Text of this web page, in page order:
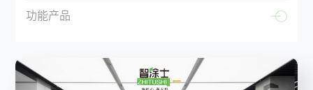
功能产品